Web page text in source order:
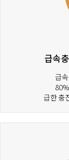
급속
급
급한 충